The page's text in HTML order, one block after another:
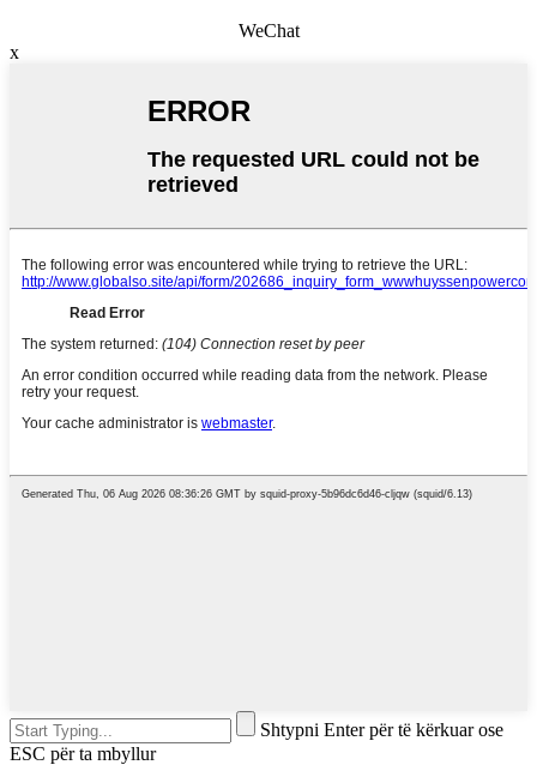
WeChat
x
Shtypni Enter për të kërkuar ose
ESC për ta mbyllur